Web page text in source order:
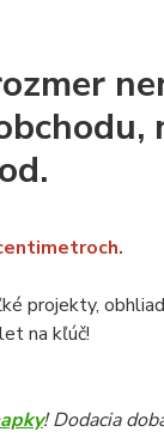
projekty,
na kľúč!
! Dodacia